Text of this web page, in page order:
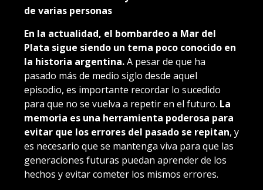
de varias personas
En la actualidad, el bombardeo a Mar del
Plata sigue siendo un tema poco conocido en
la historia argentina.A pesar de que ha
pasado más de medio siglo desde aquel
episodio, es importante recordar lo sucedido
para que no se vuelva a repetir en el futuro. La
memoria es una herramienta poderosa para
evitar que los errores del pasado se repitan, y
es necesario que se mantenga viva para que las
generaciones futuras puedan aprender de los
hechos y evitar cometer los mismos errores.